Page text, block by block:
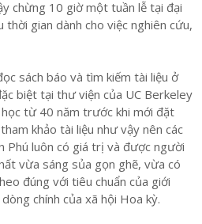
chừng 10 giờ một tuần lễ tại đại
thời gian dành cho việc nghiên cứu,
sách báo và tìm kiếm tài liệu ở
biệt tại thư viện của UC Berkeley
từ 40 năm trước khi mới đặt
khảo tài liệu như vậy nên các
Phú luôn có giá trị và được người
vừa sáng sủa gọn ghẽ, vừa có
đúng với tiêu chuẩn của giới
chính của xã hội Hoa kỳ.